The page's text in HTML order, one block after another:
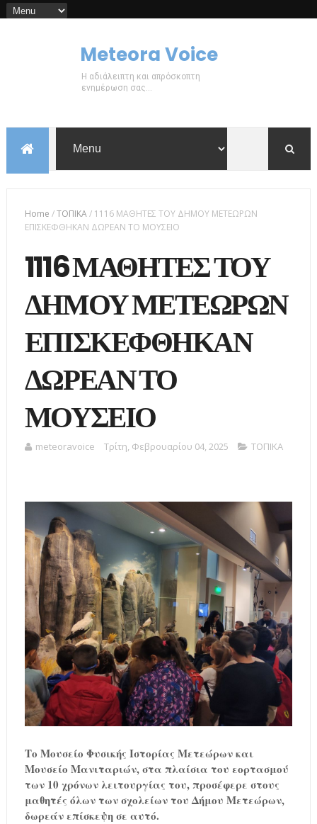
Meteora Voice
Η αδιάλειπτη και απρόσκοπτη
ενημέρωση σας...
Home /ΤΟΠΙΚΑ/ 1116 ΜΑΘΗΤΕΣ ΤΟΥ ΔΗΜΟΥ ΜΕΤΕΩΡΩΝ
ΕΠΙΣΚΕΦΘΗΚΑΝ ΔΩΡΕΑΝ ΤΟ ΜΟΥΣΕΙΟ
1116 ΜΑΘΗΤΕΣ ΤΟΥ
ΔΗΜΟΥ ΜΕΤΕΩΡΩΝ
ΕΠΙΣΚΕΦΘΗΚΑΝ
ΔΩΡΕΑΝ ΤΟ
ΜΟΥΣΕΙΟ
meteoravoice Τρίτη, Φεβρουαρίου 04, 2025 ΤΟΠΙΚΑ
Το Μουσείο Φυσικής Ιστορίας Μετεώρων και
Μουσείο Μανιταριών, στα πλαίσια του εορτασμού
των 10 χρόνων λειτουργίας του, προσέφερε στους
μαθητές όλων των σχολείων του Δήμου Μετεώρων,
δωρεάν επίσκεψη σε αυτό.